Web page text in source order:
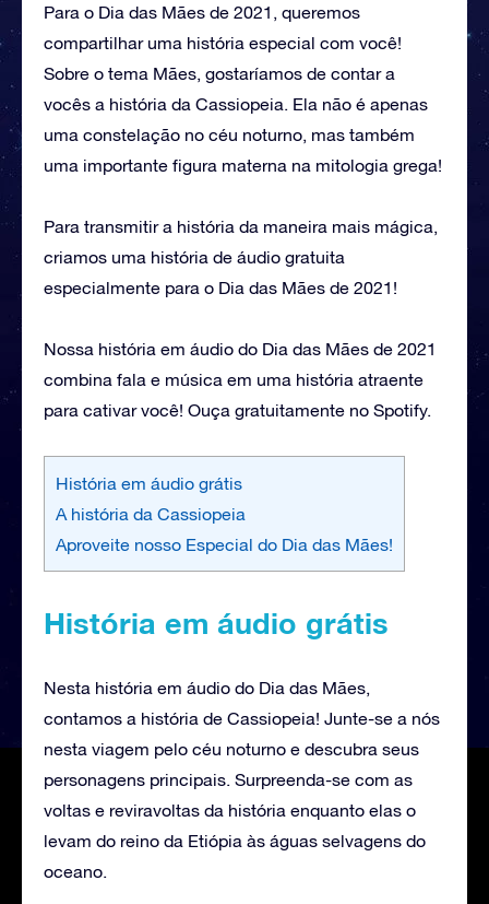
Para o Dia das Mães de 2021, queremos
compartilhar uma história especial com você!
Sobre o tema Mães, gostaríamos de contar a
vocês a história da Cassiopeia. Ela não é apenas
uma constelação no céu noturno, mas também
uma importante figura materna na mitologia grega!
Para transmitir a história da maneira mais mágica,
criamos uma história de áudio gratuita
especialmente para o Dia das Mães de 2021!
Nossa história em áudio do Dia das Mães de 2021
combina fala e música em uma história atraente
para cativar você! Ouça gratuitamente no Spotify.
História em áudio grátis
A história da Cassiopeia
Aproveite nosso Especial do Dia das Mães!
História em áudio grátis
Nesta história em áudio do Dia das Mães,
contamos a história de Cassiopeia! Junte-se a nós
nesta viagem pelo céu noturno e descubra seus
personagens principais. Surpreenda-se com as
voltas e reviravoltas da história enquanto elas o
levam do reino da Etiópia às águas selvagens do
oceano.